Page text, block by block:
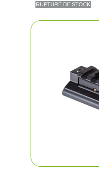
RUPTURE DE STOCK